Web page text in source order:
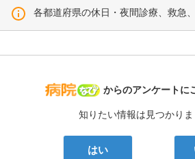
各都道府県の休日・夜間診療、救急
病院なび
からのアンケートに
知りたい情報は見つかり
はい